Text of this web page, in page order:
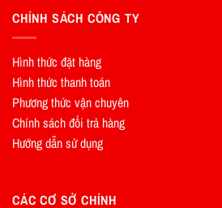
CHÍNH SÁCH CÔNG TY
Hình thức đặt hàng
Hình thức thanh toán
Phương thức vận chuyên
Chính sách đổi trả hàng
Hướng dẫn sử dụng
CÁC CƠ SỞ CHÍNH